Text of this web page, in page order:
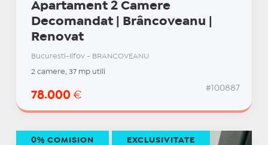
Apartament 2 Camere
Decomandat | Brâncoveanu |
Renovat
Bucuresti-Ilfov - BRANCOVEANU
2 camere, 37 mp utili
78.000 €
#100887
0% COMISION EXCLUSIVITATE